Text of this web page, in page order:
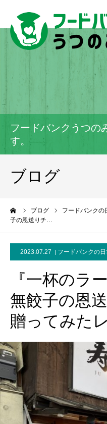
フードバンクうつの
す。
ブログ
ブログ フードバンクの
子の恩送りチ…
2023.07.27 フードバンクの日
『一杯のラ
無餃子の恩
贈ってみた